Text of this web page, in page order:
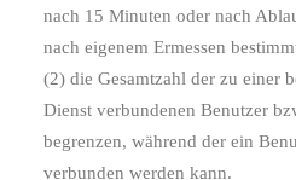
nach 15 Minuten oder nach
nach eigenem Ermessen
(2) die Gesamtzahl der zu einer
Dienst verbundenen Benutzer
begrenzen, während der ein
verbunden werden kann.